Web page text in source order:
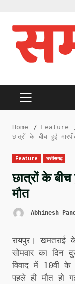
content
PRIMARY
Home
Feature
छात्रों के बीच हुई
Feature छत्तीसगढ़
छात्रों के बीच
मौत
Abhinesh
रायपुर।
सोमवार का दिन
विवाद में 10वी
पहले ही मौत हो